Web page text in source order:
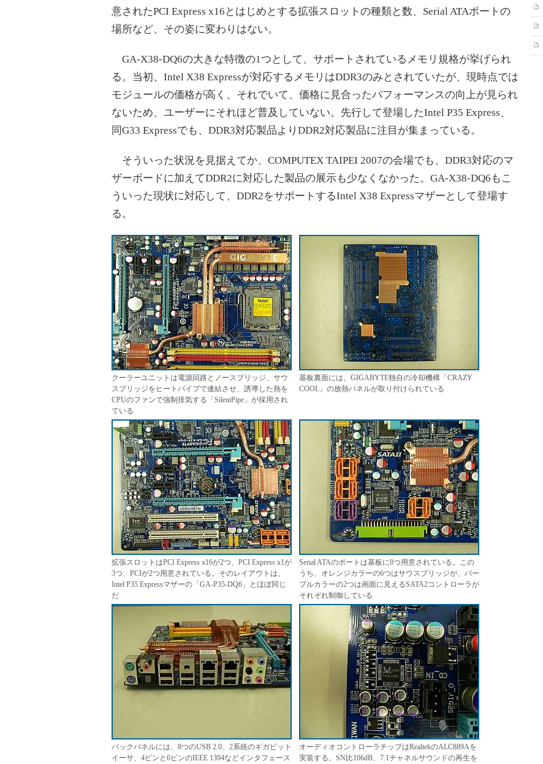
意されたPCI Express x16とはじめとする拡張スロットの種類と数、Serial ATAポートの
場所など、その姿に変わりはない。
GA-X38-DQ6の大きな特徴の1つとして、サポートされているメモリ規格が挙げられ
る。当初、Intel X38 Expressが対応するメモリはDDR3のみとされていたが、現時点では
モジュールの価格が高く、それでいて、価格に見合ったパフォーマンスの向上が見られ
ないため、ユーザーにそれほど普及していない。先行して登場したIntel P35 Express、
同G33 Expressでも、DDR3対応製品よりDDR2対応製品に注目が集まっている。
そういった状況を見据えてか、COMPUTEX TAIPEI 2007の会場でも、DDR3対応のマ
ザーボードに加えてDDR2に対応した製品の展示も少なくなかった。GA-X38-DQ6もこ
ういった現状に対応して、DDR2をサポートするIntel X38 Expressマザーとして登場す
る。
クーラーユニットは電源回路とノースブリッジ、サウ
スブリッジをヒートパイプで連結させ、誘導した熱を
CPUのファンで強制排気する「SilentPipe」が採用され
ている
基板裏面には、GIGABYTE独自の冷却機構「CRAZY
COOL」の放熱パネルが取り付けられている
拡張スロットはPCI Express x16が2つ、PCI Express x1が
3つ、PCIが2つ用意されている。そのレイアウトは、
Intel P35 Expressマザーの「GA-P35-DQ6」とほぼ同じ
だ
Serial ATAのポートは基板に8つ用意されている。この
うち、オレンジカラーの6つはサウスブリッジが、パー
プルカラーの2つは画面に見えるSATA2コントローラが
それぞれ制御している
バックパネルには、8つのUSB 2.0、2系統のギガビット
イーサ、4ピンと6ピンのIEEE 1394などインタフェース
オーディオコントローラチップはRealtekのALC889Aを
実装する。SN比106dB、7.1チャネルサウンドの再生を